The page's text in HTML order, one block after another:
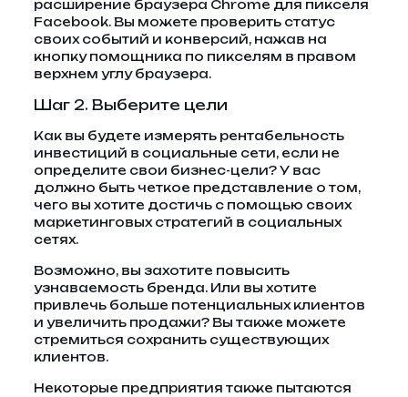
расширение браузера Chrome для пикселя
Facebook. Вы можете проверить статус
своих событий и конверсий, нажав на
кнопку помощника по пикселям в правом
верхнем углу браузера.
Шаг 2. Выберите цели
Как вы будете измерять рентабельность
инвестиций в социальные сети, если не
определите свои бизнес-цели? У вас
должно быть четкое представление о том,
чего вы хотите достичь с помощью своих
маркетинговых стратегий в социальных
сетях.
Возможно, вы захотите повысить
узнаваемость бренда. Или вы хотите
привлечь больше потенциальных клиентов
и увеличить продажи? Вы также можете
стремиться сохранить существующих
клиентов.
Некоторые предприятия также пытаются